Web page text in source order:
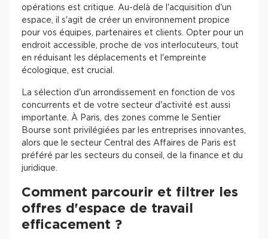
opérations est critique. Au-delà de l'acquisition d'un
espace, il s'agit de créer un environnement propice
pour vos équipes, partenaires et clients. Opter pour un
endroit accessible, proche de vos interlocuteurs, tout
en réduisant les déplacements et l'empreinte
écologique, est crucial.
La sélection d'un arrondissement en fonction de vos
concurrents et de votre secteur d'activité est aussi
importante. À Paris, des zones comme le Sentier
Bourse sont privilégiées par les entreprises innovantes,
alors que le secteur Central des Affaires de Paris est
préféré par les secteurs du conseil, de la finance et du
juridique.
Comment parcourir et filtrer les
offres d'espace de travail
efficacement ?